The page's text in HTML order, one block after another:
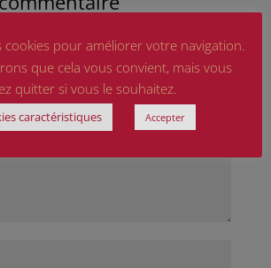
sont indiqués avec*
cookies pour améliorer votre navigation.
que cela vous convient, mais vous
quitter si vous le souhaitez.
caractéristiques Accepter